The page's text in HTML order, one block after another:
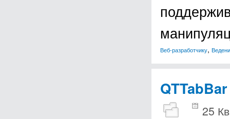
Веб-разработчику,
QTTabBar
25